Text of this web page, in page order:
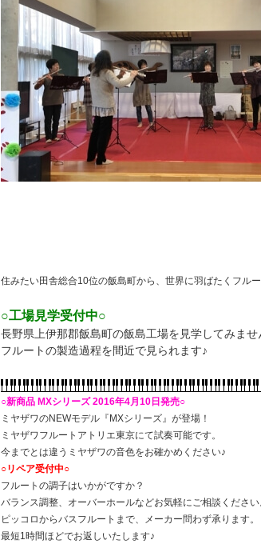
住みたい田舎総合10位の飯島町から、世界に羽ばたくフル
○工場見学受付中○
長野県上伊那郡飯島町の飯島工場を見学してみませ
フルートの製造過程を間近で見られます♪
○新商品 MXシリーズ 2016年4月10日発売○
ミヤザワのNEWモデル『MXシリーズ』が登場！
ミヤザワフルートアトリエ東京にて試奏可能です。
今までとは違うミヤザワの音色をお確かめください♪
○リペア受付中○
フルートの調子はいかがですか？
バランス調整、オーバーホールなどお気軽にご相談ください
ピッコロからバスフルートまで、メーカー問わず承ります。
最短1時間ほどでお返しいたします♪